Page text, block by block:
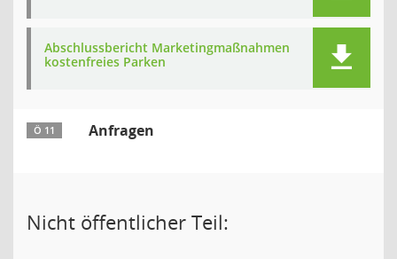
Abschlussbericht Marketingmaßnahmen
kostenfreies Parken
Ö 11 Anfragen
Nicht öffentlicher Teil: